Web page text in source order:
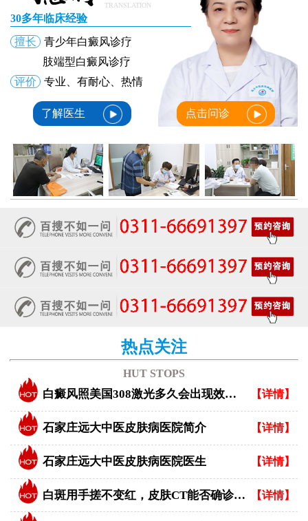
TRANSLATION
30多年临床经验
擅长
青少年白癜风诊疗
肢端型白癜风诊疗
评价
专业、有耐心、热情
了解医生 点击问诊
热点关注
HUT STOPS
白癜风照美国308激光多久会出现效果？ 【详情】
石家庄远大中医皮肤病医院简介 【详情】
石家庄远大中医皮肤病医院医生 【详情】
白斑用手搓不变红，皮肤CT能否确诊白癜风？ 【详情】